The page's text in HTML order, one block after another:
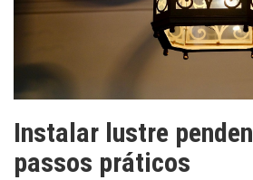
Instalar lustre
passos práticos